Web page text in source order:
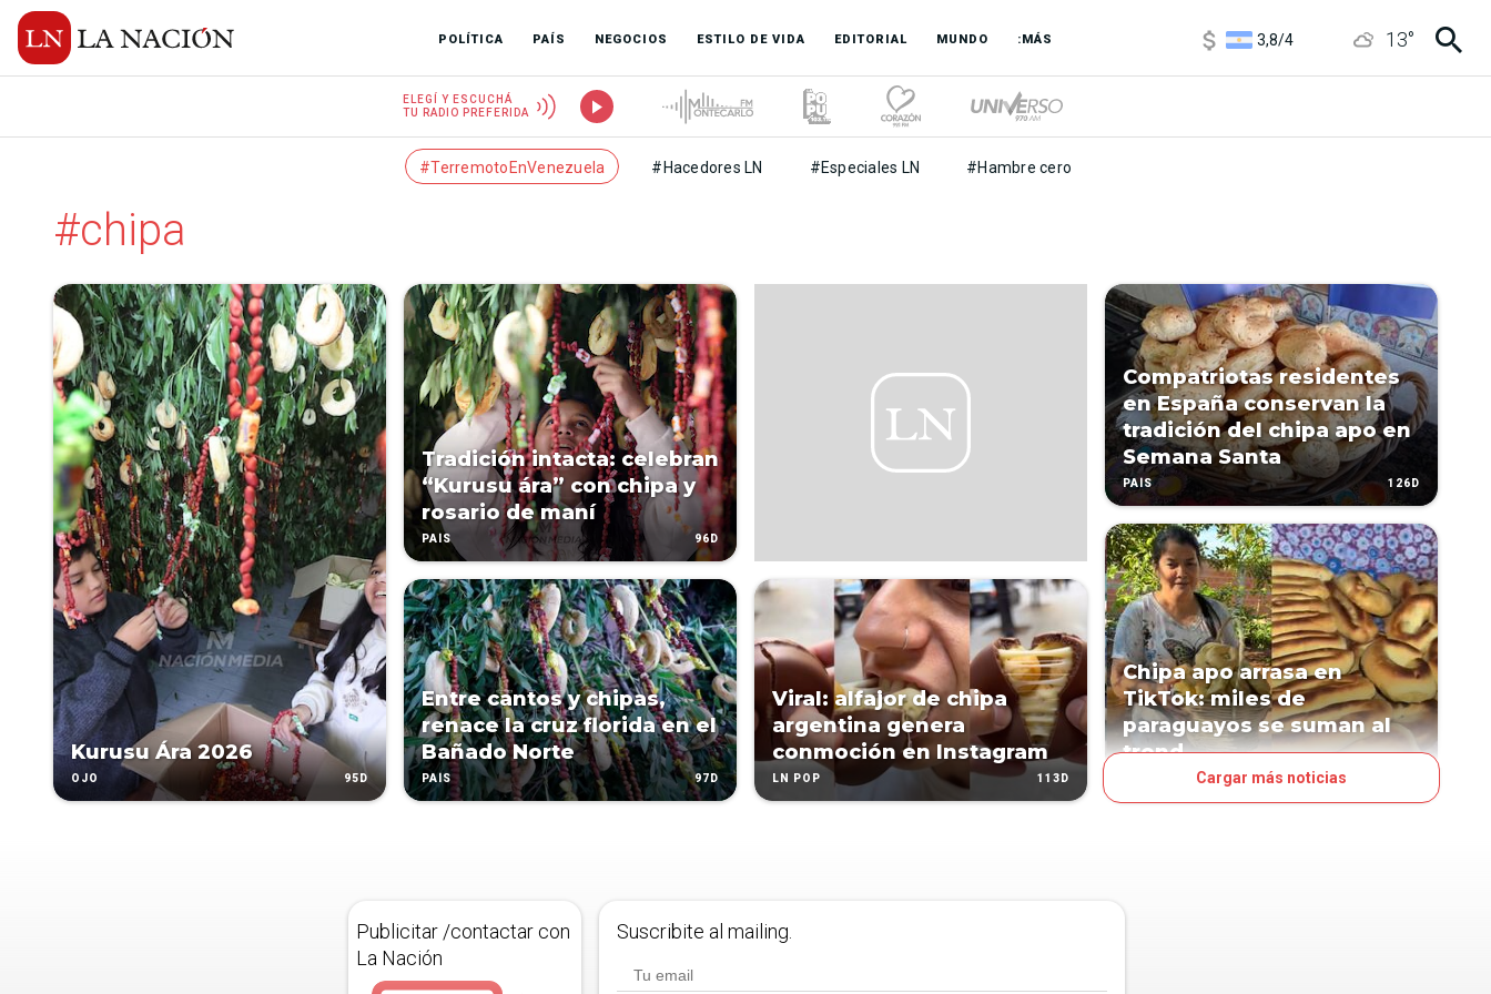
POLÍTICA PAÍS NEGOCIOS ESTILO DE VIDA EDITORIAL MUNDO :MÁS
3,8/4
13°
ELEGÍ Y ESCUCHÁ
TU RADIO PREFERIDA
#TerremotoEnVenezuela #Hacedores LN #Especiales LN #Hambre cero
#chipa
Kurusu Ára 2026
OJO 95D
Tradición intacta: celebran
“Kurusu ára” con chipa y
rosario de maní
PAÍS 96D
Entre cantos y chipas,
renace la cruz florida en el
Bañado Norte
PAÍS 97D
Viral: alfajor de chipa
argentina genera
conmoción en Instagram
LN POP 113D
Compatriotas residentes
en España conservan la
tradición del chipa apo en
Semana Santa
PAÍS 126D
Chipa apo arrasa en
TikTok: miles de
paraguayos se suman al
trend
Cargar más noticias
Publicitar /contactar con
La Nación
Suscribite al mailing.